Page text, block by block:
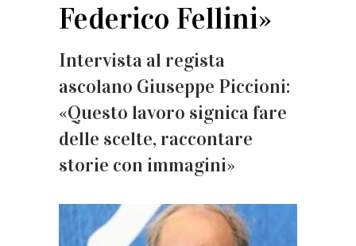
Federico Fellini»
Intervista al regista
ascolano Giuseppe Piccioni:
«Questo lavoro signica fare
delle scelte, raccontare
storie con immagini»